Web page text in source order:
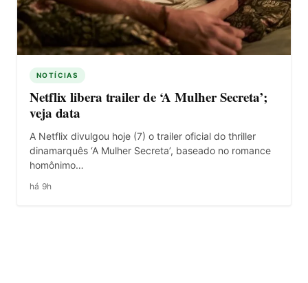
NOTÍCIAS
Netflix libera trailer de ‘A Mulher Secreta’;
veja data
A Netflix divulgou hoje (7) o trailer oficial do thriller
dinamarquês ‘A Mulher Secreta’, baseado no romance
homônimo…
há 9h